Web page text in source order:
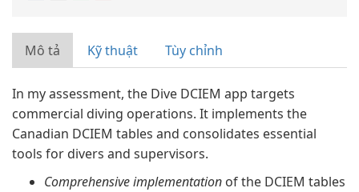
Mô tả Kỹ thuật Tùy chỉnh
In my assessment, the Dive DCIEM app targets
commercial diving operations. It implements the
Canadian DCIEM tables and consolidates essential
tools for divers and supervisors.
Comprehensive implementation of the DCIEM tables